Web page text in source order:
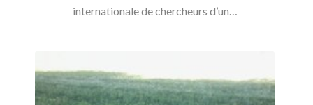
internationale de chercheurs d’un…